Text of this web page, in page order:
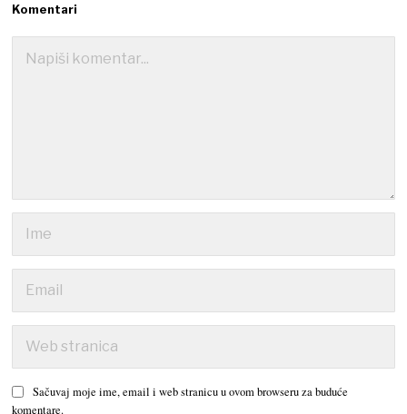
Komentari
Sačuvaj moje ime, email i web stranicu u ovom browseru za buduće
komentare.